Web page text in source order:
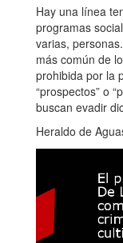
Hay una línea
programas
varias,
más común de
prohibida por la
“prospectos” o
buscan evadir
Heraldo de